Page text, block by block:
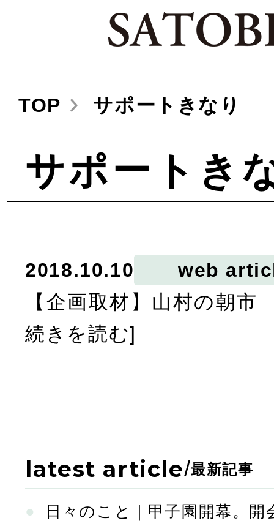
TOP サポートきなり
サポートき
2018.10.10
web
【企画取材】山村の朝
続きを読む]
latest article/最新記事
日々のこと｜甲子園開幕。